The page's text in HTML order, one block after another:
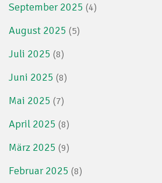
September 2025 (4)
August 2025 (5)
Juli 2025 (8)
Juni 2025 (8)
Mai 2025 (7)
April 2025 (8)
März 2025 (9)
Februar 2025 (8)